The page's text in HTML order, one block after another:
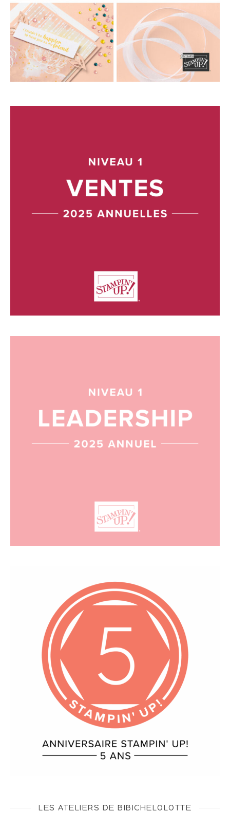
LES ATELIERS DE BIBICHELOLOTTE